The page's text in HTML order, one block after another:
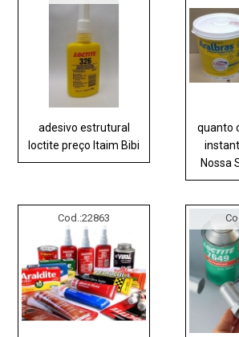
adesivo estrutural
loctite preço Itaim Bibi
quanto
Nossa
Cod.:22863